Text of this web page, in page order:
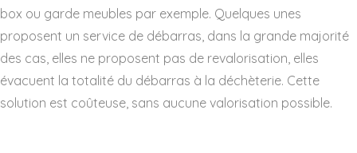
box ou garde meubles par exemple. Quelques unes
proposent un service de débarras, dans la grande majorité
des cas, elles ne proposent pas de revalorisation, elles
évacuent la totalité du débarras à la déchèterie. Cette
solution est coûteuse, sans aucune valorisation possible.